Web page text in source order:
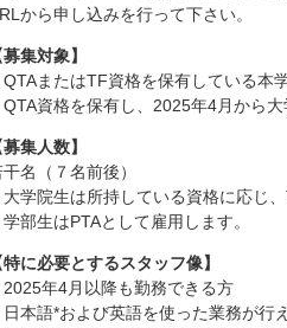
から申し込みを行って下さい。
集対象】
QTAまたはTF資格を保有している本
QTA資格を保有し、2025年4月から
集人数】
名（７名前後）
大学院生は所持している資格に応じ
学部生はPTAとして雇用します。
特に必要とするスタッフ像】
2025年4月以降も勤務できる方
日本語*および英語を使った業務が行